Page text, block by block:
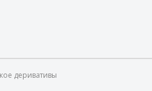
деривативы